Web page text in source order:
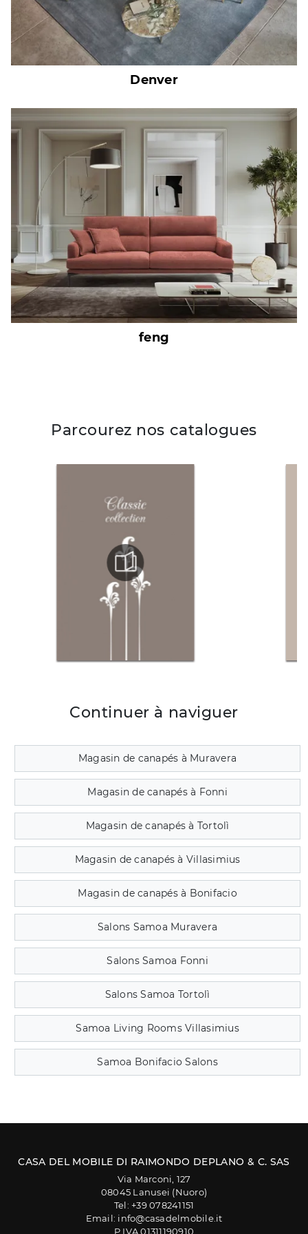
Denver
feng
Parcourez nos catalogues
Continuer à naviguer
Magasin de canapés à Muravera
Magasin de canapés à Fonni
Magasin de canapés à Tortolì
Magasin de canapés à Villasimius
Magasin de canapés à Bonifacio
Salons Samoa Muravera
Salons Samoa Fonni
Salons Samoa Tortolì
Samoa Living Rooms Villasimius
Samoa Bonifacio Salons
CASA DEL MOBILE DI RAIMONDO DEPLANO & C. SAS
Via Marconi, 127
08045 Lanusei (Nuoro)
Tel: +39 078241151
Email: info@casadelmobile.it
P.IVA 01311190910